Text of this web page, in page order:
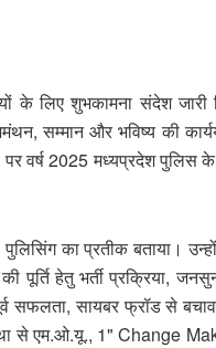
के लिए शुभकामना संदेश जारी
सम्मान और भविष्य की
वर्ष 2025 मध्यप्रदेश पुलिस के
का प्रतीक बताया।
पूर्ति हेतु भर्ती प्रक्रिया,
सफलता, सायबर फ्रॉड से
से एम.ओ.यू., 1" Change